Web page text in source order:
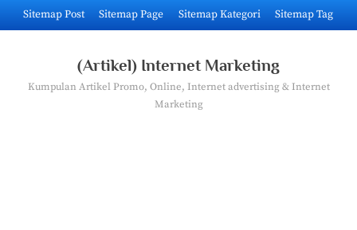
Skip
to
Sitemap Post Sitemap Page Sitemap Kategori Sitemap Tag
(Artikel) Internet Marketing
Kumpulan Artikel Promo, Online, Internet advertising & Internet
Marketing